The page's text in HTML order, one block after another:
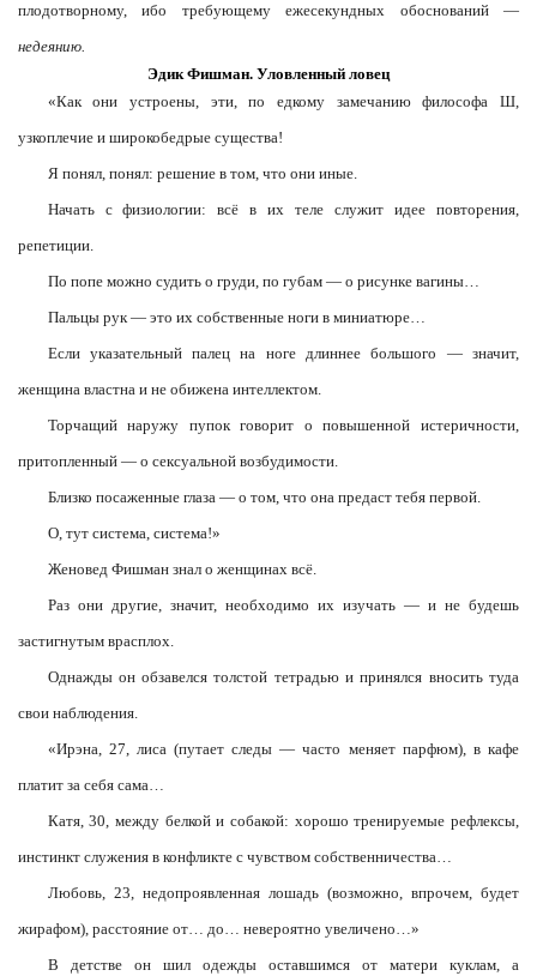
плодотворному, ибо требующему ежесекундных обоснований —
недеянию.
Эдик Фишман. Уловленный ловец
«Как они устроены, эти, по едкому замечанию философа Ш,
узкоплечие и широкобедрые существа!
Я понял, понял: решение в том, что они иные.
Начать с физиологии: всё в их теле служит идее повторения,
репетиции.
По попе можно судить о груди, по губам — о рисунке вагины…
Пальцы рук — это их собственные ноги в миниатюре…
Если указательный палец на ноге длиннее большого — значит,
женщина властна и не обижена интеллектом.
Торчащий наружу пупок говорит о повышенной истеричности,
притопленный — о сексуальной возбудимости.
Близко посаженные глаза — о том, что она предаст тебя первой.
О, тут система, система!»
Женовед Фишман знал о женщинах всё.
Раз они другие, значит, необходимо их изучать — и не будешь
застигнутым врасплох.
Однажды он обзавелся толстой тетрадью и принялся вносить туда
свои наблюдения.
«Ирэна, 27, лиса (путает следы — часто меняет парфюм), в кафе
платит за себя сама…
Катя, 30, между белкой и собакой: хорошо тренируемые рефлексы,
инстинкт служения в конфликте с чувством собственничества…
Любовь, 23, недопроявленная лошадь (возможно, впрочем, будет
жирафом), расстояние от… до… невероятно увеличено…»
В детстве он шил одежды оставшимся от матери куклам, а